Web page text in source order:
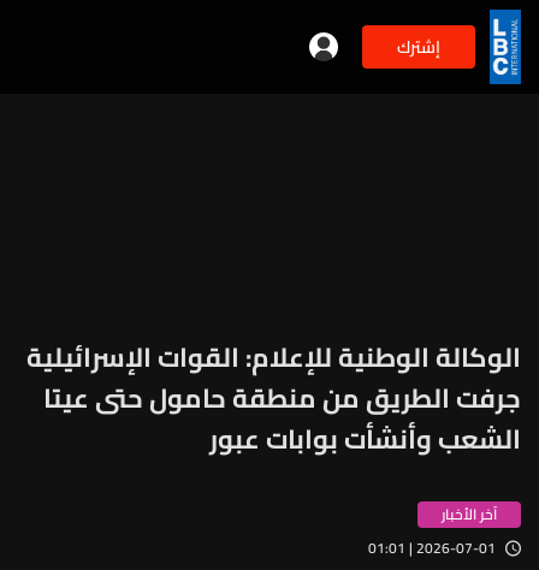
إشترك
الوكالة الوطنية للإعلام: القوات الإسرائيلية
جرفت الطريق من منطقة حامول حتى عيتا
الشعب وأنشأت بوابات عبور
آخر الأخبار
2026-07-01 | 01:01